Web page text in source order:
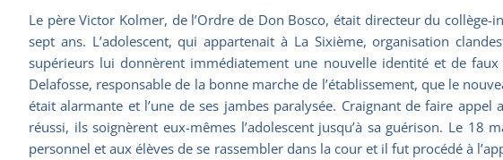
Le père Victor Kolmer, de l’Ordre de Don Bosco, était directeur du
sept ans. L’adolescent, qui appartenait à La Sixième, organisation
supérieurs lui donnèrent immédiatement une nouvelle identité et de
Delafosse, responsable de la bonne marche de l’établissement, que le
était alarmante et l’une de ses jambes paralysée. Craignant de faire
réussi, ils soignèrent eux-mêmes l’adolescent jusqu’à sa guérison. Le
personnel et aux élèves de se rassembler dans la cour et il fut procédé à